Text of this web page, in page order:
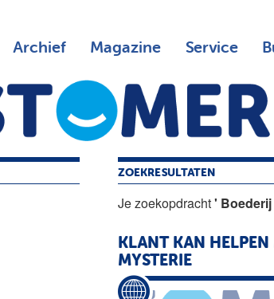
Archief Magazine Service
ZOEKRESULTATEN
Je zoekopdracht'
KLANT KAN HELPEN
MYSTERIE